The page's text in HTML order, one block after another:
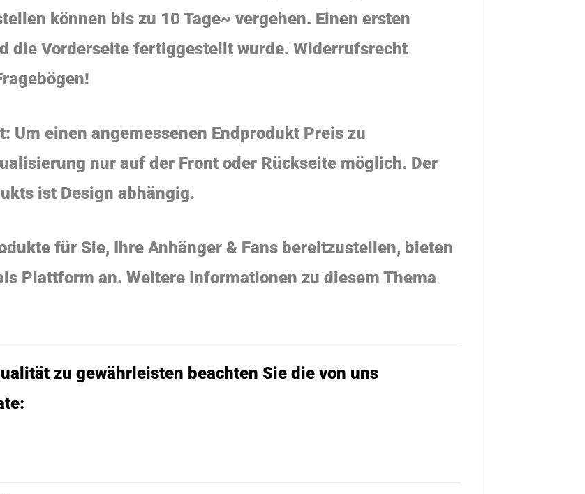
können bis zu 10 Tage~ vergehen. Einen ersten
die Vorderseite fertiggestellt wurde. Widerrufsrecht
Um einen angemessenen Endprodukt Preis zu
nur auf der Front oder Rückseite möglich. Der
ist Design abhängig.
für Sie, Ihre Anhänger & Fans bereitzustellen, bieten
Plattform an. Weitere Informationen zu diesem Thema
zu gewährleisten beachten Sie die von uns